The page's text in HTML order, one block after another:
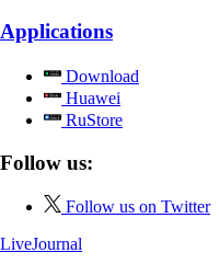
Applications
Download
Huawei
RuStore
Follow us:
Follow us on Twitter
LiveJournal